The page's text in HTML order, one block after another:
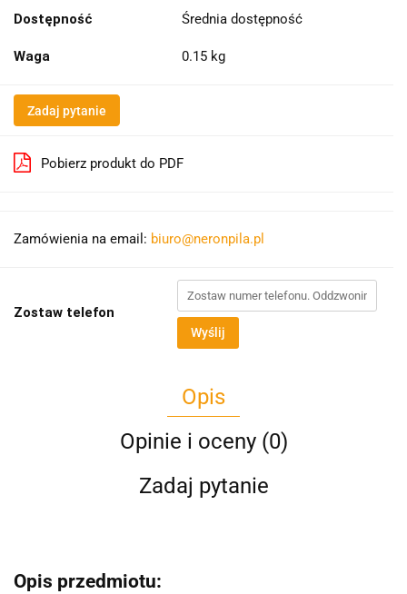
Dostępność Średnia dostępność
Waga 0.15 kg
Zadaj pytanie
Pobierz produkt do PDF
Zamówienia na email: biuro@neronpila.pl
Zostaw telefon
Wyślij
Opis
Opinie i oceny (0)
Zadaj pytanie
Opis przedmiotu: